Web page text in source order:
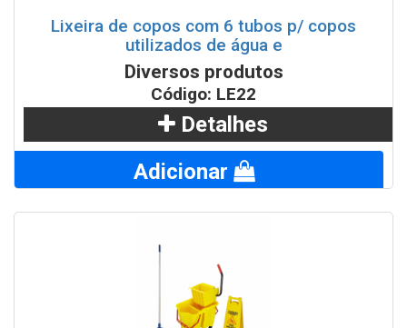
Coletor para copos descartáveis em Fiberglass
Bituqueira Aton em Aço Inox
Lixeira de copos com 6 tubos p/ copos
utilizados de água e
Diversos produtos
Código: LE22
Detalhes
Adicionar